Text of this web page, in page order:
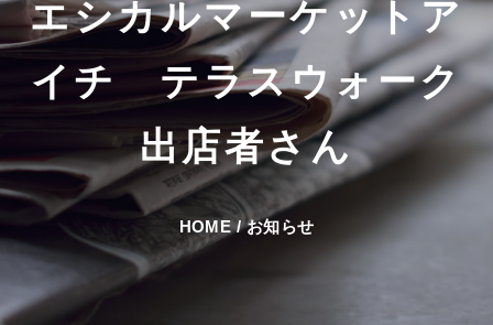
エシカルマーケットア
イチ テラスウォーク
出店者さん
HOME/お知らせ